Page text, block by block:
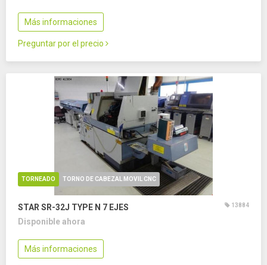
Más informaciones
Preguntar por el precio
TORNEADO TORNO DE CABEZAL MOVIL CNC
STAR SR-32J TYPE N 7 EJES 13884
Disponible ahora
Más informaciones